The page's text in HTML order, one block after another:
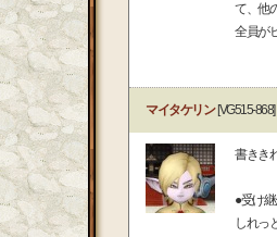
て、他
全員が
マイタケリン[VG515-868]
書きき
●受け
しれっ